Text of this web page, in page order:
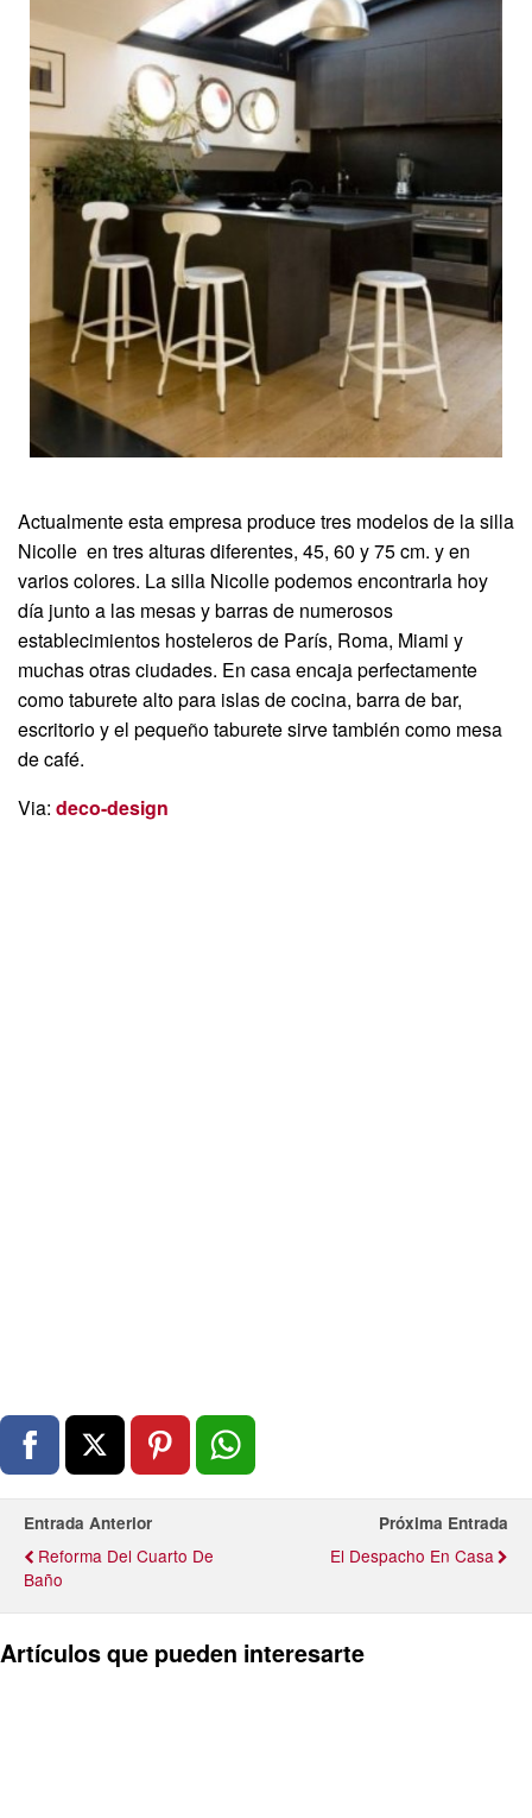
Actualmente esta empresa produce tres modelos de la silla
Nicolle en tres alturas diferentes, 45, 60 y 75 cm. y en
varios colores. La silla Nicolle podemos encontrarla hoy
día junto a las mesas y barras de numerosos
establecimientos hosteleros de París, Roma, Miami y
muchas otras ciudades. En casa encaja perfectamente
como taburete alto para islas de cocina, barra de bar,
escritorio y el pequeño taburete sirve también como mesa
de café.
Via: deco-design
Entrada Anterior
Reforma Del Cuarto De
Baño
Próxima Entrada
El Despacho En Casa
Artículos que pueden interesarte